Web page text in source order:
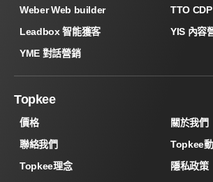
Weber Web builder
TTO
Leadbox 智能獲客
YIS 內容
YME 對話營銷
Topkee
價格
關於我們
聯絡我們
Topkee
Topkee理念
隱私政策